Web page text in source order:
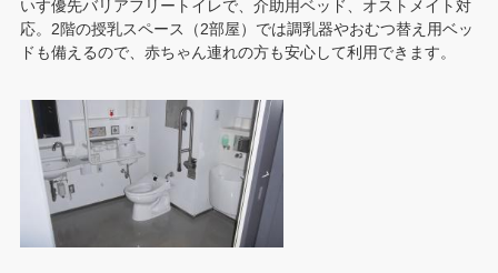
いす優先バリアフリートイレで、介助用ベッド、オストメイト対
応。2階の授乳スペース（2部屋）では調乳器やおむつ替え用ベッ
ドも備えるので、赤ちゃん連れの方も安心して利用できます。